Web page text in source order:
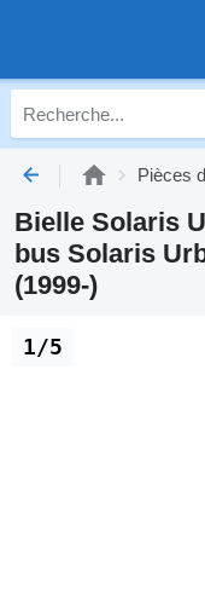
Pièces
Bielle Solaris
bus Solaris
(1999-)
1/5